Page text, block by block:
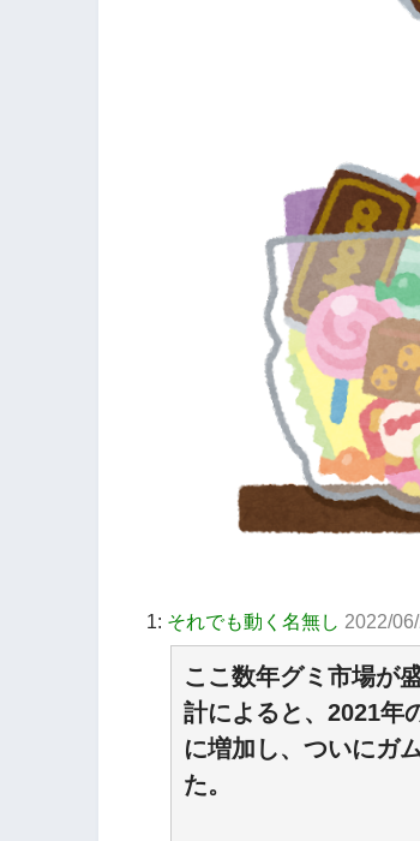
1: それでも動く名無し 2022/
ここ数年グミ市場が
計によると、2021年
に増加し、ついにガ
た。